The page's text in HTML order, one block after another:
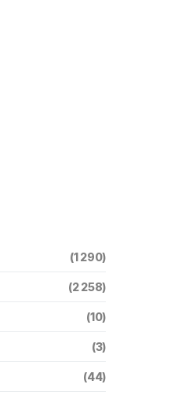
(1 290)
(2 258)
(10)
(3)
(44)